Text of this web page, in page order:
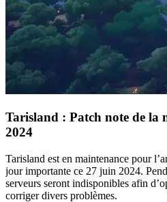
Tarisland : Patch note de la
2024
Tarisland est en maintenance pour
jour importante ce 27 juin 2024.
serveurs seront indisponibles afin
corriger divers problèmes.